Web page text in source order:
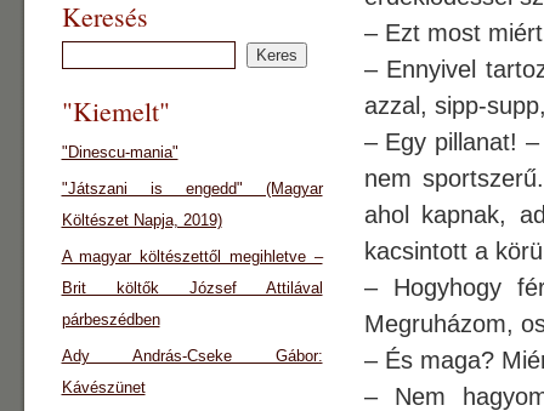
– Ezt most
– Ennyivel
azzal, sipp-
– Egy pillanat!
nem
ahol kapnak,
kacsintott a
– Hogyhogy
Megruházom,
– És maga?
– Nem
Keresés
"Kiemelt"
"Dinescu-mania"
"Játszani is engedd" (Magyar
Költészet Napja, 2019)
A magyar költészettől megihletve –
Brit költők József Attilával
párbeszédben
Ady András-Cseke Gábor:
Kávészünet